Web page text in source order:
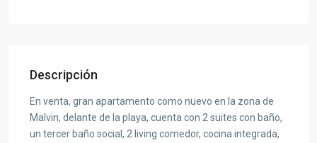
Descripción
En venta, gran apartamento como nuevo en la zona de
Malvin, delante de la playa, cuenta con 2 suites con baño,
un tercer baño social, 2 living comedor, cocina integrada,